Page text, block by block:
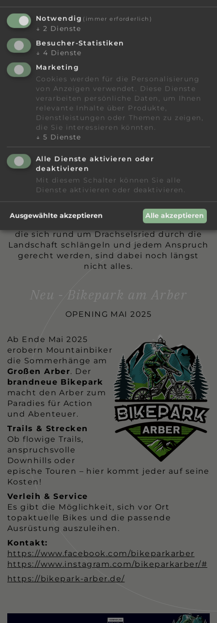
Bayern Aktiv Biken & Radfahren
Ihr Bikehotel in Bayern
DEN BAYRISCHEN WALD AUF DEM
MOUNTAINBIKE ERKUNDEN
Ob gemütlich im Sattel eines Fahrrades
oder eher rasant auf einem Mountainbike:
Ein Radurlaub im Bayerischen Wald ist
einfach fantastisch. Schließlich beginnt das
Radvergnügen für alle direkt vor der
Haustür unseres Hotel Lindenwirt-Bikehotel
in Bayern. Die zahlreichen Radwanderwege,
die sich rund um Drachselsried durch die
Landschaft schlängeln und jedem Anspruch
gerecht werden, sind dabei noch längst
nicht alles.
Neu - Bikepark am Arber
OPENING MAI 2025
Ab Ende Mai 2025
erobern Mountainbiker
die Sommerhänge am
Großen Arber. Der
brandneue Bikepark
macht den Arber zum
Paradies für Action
und Abenteuer.
Trails & Strecken
Ob flowige Trails,
anspruchsvolle
Downhills oder
epische Touren – hier kommt jeder auf seine
Kosten!
Verleih & Service
Es gibt die Möglichkeit, sich vor Ort
topaktuelle Bikes und die passende
Ausrüstung auszuleihen.
Kontakt:
https://www.facebook.com/bikeparkarber
https://www.instagram.com/bikeparkarber/#
https://bikepark-arber.de/
Notwendig (immer erforderlich)
↓ 2 Dienste
Besucher-Statistiken
↓ 4 Dienste
Marketing
Cookies werden für die Personalisierung
von Anzeigen verwendet. Diese Dienste
verarbeiten persönliche Daten, um Ihnen
relevante Inhalte über Produkte,
Dienstleistungen oder Themen zu zeigen,
die Sie interessieren könnten.
↓ 5 Dienste
Alle Dienste aktivieren oder
deaktivieren
Mit diesem Schalter können Sie alle
Dienste aktivieren oder deaktivieren.
Ausgewählte akzeptieren Alle akzeptieren